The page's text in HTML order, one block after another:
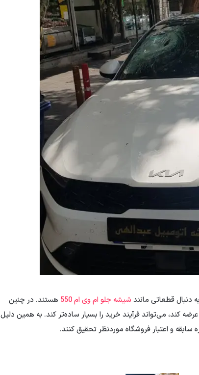
دنبال قطعاتی مانند شیشه جلو ام وی ام 550
هستند. در چنین
کند، می‌تواند فرآیند خرید را بسیار ساده‌تر کند. به همین دلیل
سابقه و اعتبار فروشگاه موردنظر تحقیق کنند.